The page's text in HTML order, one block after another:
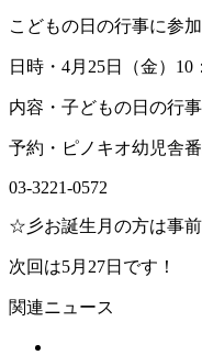
こどもの日の行事に参
日時・4月25日（金）10
内容・子どもの日の行
予約・ピノキオ幼児
03-3221-0572
☆彡お誕生月の方は事
次回は5月27日です！
関連ニュース